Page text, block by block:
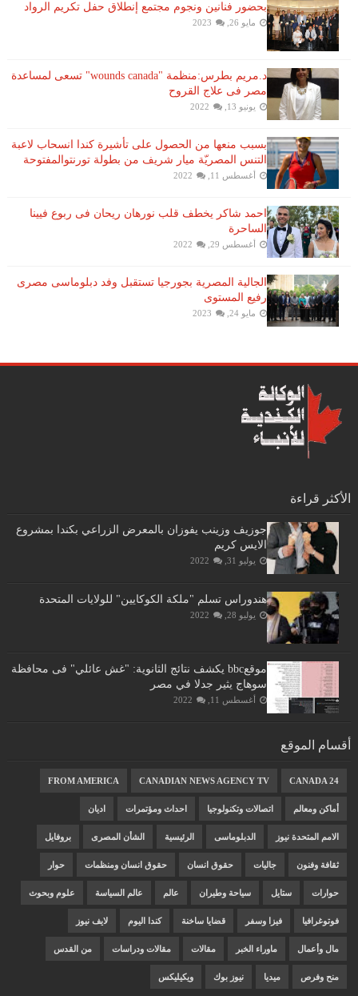
بحضور فنانين ونجوم مجتمع إنطلاق حفل تكريم الرواد
مايو 26, 2023
د.مريم بطرس:منظمة "wounds canada" تسعى لمساعدة
مصر فى علاج القروح
يونيو 13, 2022
بسبب منعها من الحصول على تأشيرة كندا انسحاب لاعبة ​
التنس​ المصريّة ​ميار شريف​ من بطولة ​تورنتو​المفتوحة
أغسطس 11, 2022
احمد شاكر يخطف قلب نورهان ريحان فى ربوع فيينا
الساحرة
أغسطس 29, 2022
الجالية المصرية بجورجيا تستقبل وفد دبلوماسى مصرى
رفيع المستوى
مايو 24, 2023
الأكثر قراءة
جوزيف وزينب يفوزان بالمعرض الزراعي بكندا بمشروع
الايس كريم
يوليو 31, 2022
هندوراس تسلم "ملكة الكوكايين" للولايات المتحدة
يوليو 28, 2022
موقعbbc يكشف نتائج الثانوية: "غش عائلي" فى محافظة
سوهاج يثير جدلا في مصر
أغسطس 11, 2022
أقسام الموقع
CANADA 24
CANADIAN NEWS AGENCY TV
FROM AMERICA
أماكن ومعالم اتصالات وتكنولوجيا احداث ومؤتمرات اديان
الامم المتحدة نيوز الدبلوماسى الرئيسية الشأن المصرى بروفايل
ثقافة وفنون جاليات حقوق انسان حقوق انسان ومنظمات حوار
حوارات ستايل سياحة وطيران عالم عالم السياسة علوم وبحوث
فوتوغرافيا فيزا وسفر قضايا ساخنة كندا اليوم لايف نيوز
مال وأعمال ماوراء الخبر مقالات مقالات ودراسات من القدس
منح وفرص ميديا نيوز بوك ويكيليكس